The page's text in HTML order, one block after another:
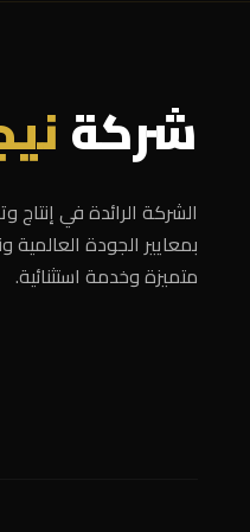
شركة
الشركة الرائدة في إنتاج
بمعايير الجودة
متميزة وخدمة استثنائية.